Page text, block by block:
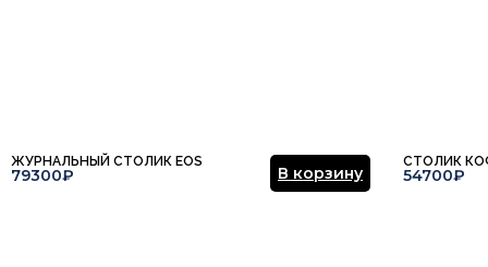
ЖУРНАЛЬНЫЙ СТОЛИК EOS
79300₽ В корзину
СТОЛИК
54700₽